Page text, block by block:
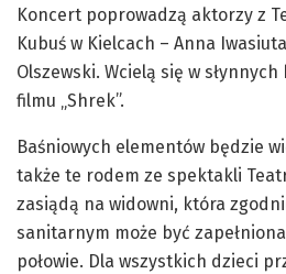
Koncert poprowadzą aktorzy z
Kubuś w Kielcach – Anna
Olszewski. Wcielą się w
filmu „Shrek”.
Baśniowych elementów będzie
także te rodem ze spektakli
zasiądą na widowni, która
sanitarnym może być
połowie. Dla wszystkich dzieci